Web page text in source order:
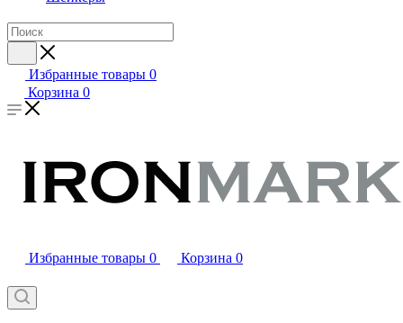
Избранные товары 0
Корзина 0
Избранные товары 0 Корзина 0